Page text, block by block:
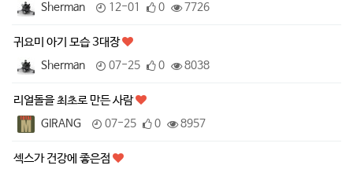
Sherman 12-01 0 7726
귀요미 아기 모습 3대장
Sherman 07-25 0 8038
리얼돌을 최초로 만든 사람
GIRANG 07-25 0 8957
섹스가 건강에 좋은점